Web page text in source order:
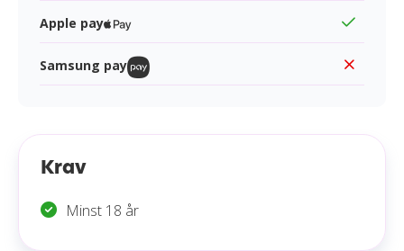
Apple pay
Samsung pay
Krav
Minst 18 år